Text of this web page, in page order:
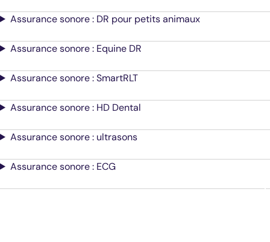
Assurance sonore : DR pour petits animaux
Assurance sonore : Equine DR
Assurance sonore : SmartRLT
Assurance sonore : HD Dental
Assurance sonore : ultrasons
Assurance sonore : ECG